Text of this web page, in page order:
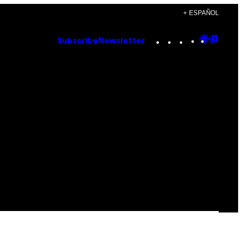
+ ESPAÑOL
Subscribe Newsletter Instagram
TikTok
YouTube
Google